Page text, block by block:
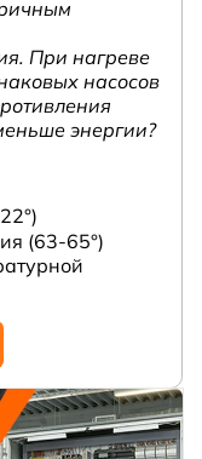
При нагреве
насосов
энергии?
(63-65°)